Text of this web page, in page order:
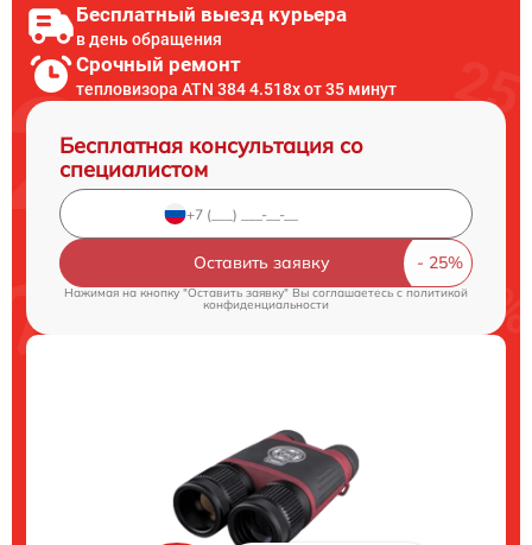
Бесплатный выезд курьера
в день обращения
Срочный ремонт
тепловизора ATN 384 4.518x от 35 минут
Бесплатная консультация со
специалистом
Оставить заявку
Нажимая на кнопку "Оставить заявку" Вы соглашаетесь cполитикой
конфиденциальности